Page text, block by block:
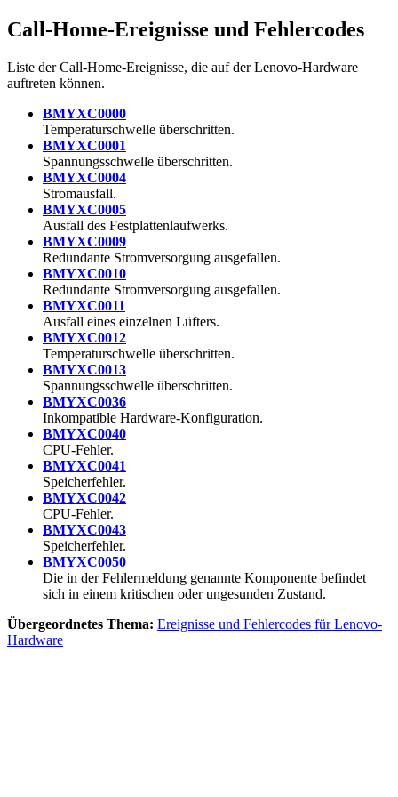
Call-Home-Ereignisse und Fehlercodes
Liste der Call-Home-Ereignisse, die auf der Lenovo-Hardware
auftreten können.
BMYXC0000
Temperaturschwelle überschritten.
BMYXC0001
Spannungsschwelle überschritten.
BMYXC0004
Stromausfall.
BMYXC0005
Ausfall des Festplattenlaufwerks.
BMYXC0009
Redundante Stromversorgung ausgefallen.
BMYXC0010
Redundante Stromversorgung ausgefallen.
BMYXC0011
Ausfall eines einzelnen Lüfters.
BMYXC0012
Temperaturschwelle überschritten.
BMYXC0013
Spannungsschwelle überschritten.
BMYXC0036
Inkompatible Hardware-Konfiguration.
BMYXC0040
CPU-Fehler.
BMYXC0041
Speicherfehler.
BMYXC0042
CPU-Fehler.
BMYXC0043
Speicherfehler.
BMYXC0050
Die in der Fehlermeldung genannte Komponente befindet
sich in einem kritischen oder ungesunden Zustand.
Übergeordnetes Thema: Ereignisse und Fehlercodes für Lenovo-
Hardware